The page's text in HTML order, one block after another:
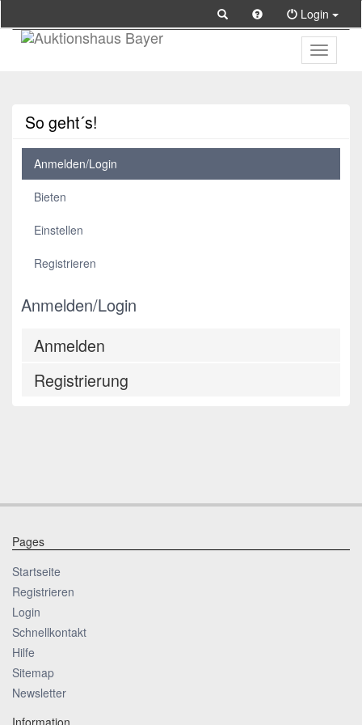
Login
Toggle
primary
So geht´s!
Anmelden/Login
Bieten
Einstellen
Registrieren
Anmelden/Login
Anmelden
Registrierung
Pages
Startseite
Registrieren
Login
Schnellkontakt
Hilfe
Sitemap
Newsletter
Information